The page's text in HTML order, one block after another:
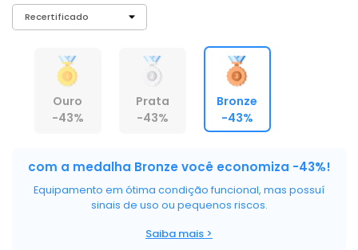
Ouro
-43%
Prata
-43%
Bronze
-43%
com a medalha Bronze você economiza -43%!
Equipamento em ótima condição funcional, mas possuí
sinais de uso ou pequenos riscos.
Saiba mais >